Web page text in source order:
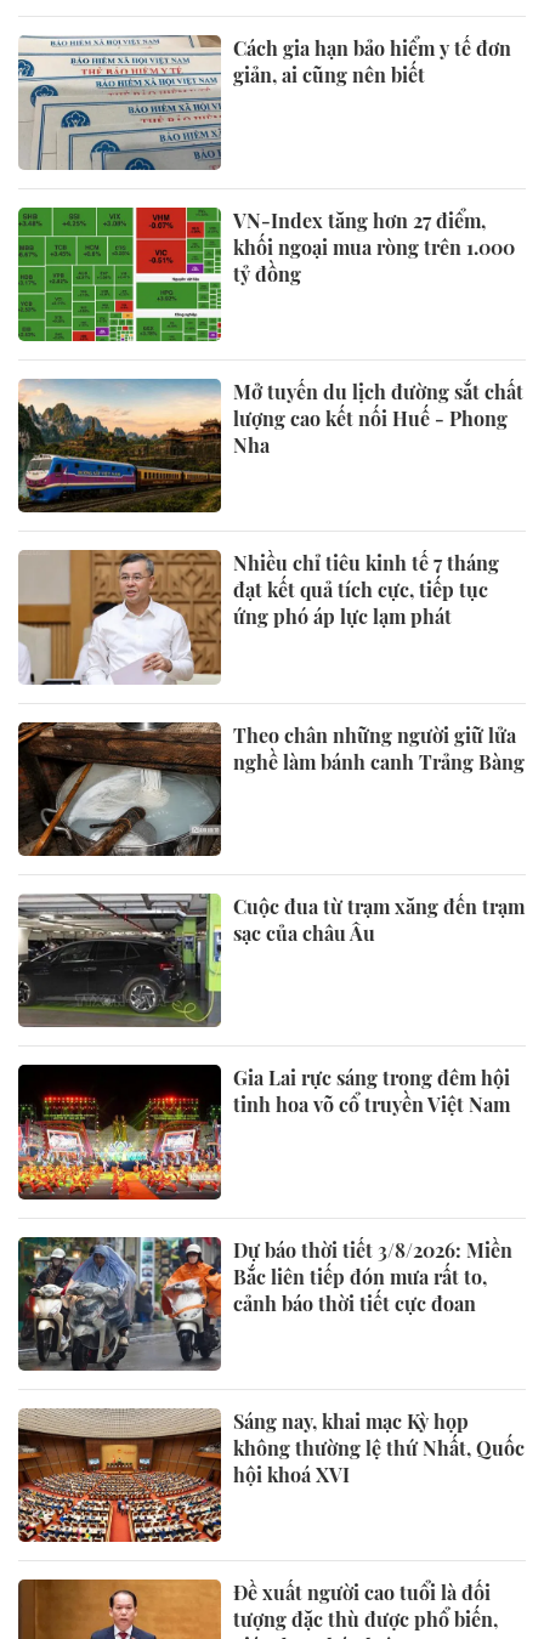
Cách gia hạn bảo hiểm y tế đơn
giản, ai cũng nên biết
VN-Index tăng hơn 27 điểm,
khối ngoại mua ròng trên 1.000
tỷ đồng
Mở tuyến du lịch đường sắt chất
lượng cao kết nối Huế - Phong
Nha
Nhiều chỉ tiêu kinh tế 7 tháng
đạt kết quả tích cực, tiếp tục
ứng phó áp lực lạm phát
Theo chân những người giữ lửa
nghề làm bánh canh Trảng Bàng
Cuộc đua từ trạm xăng đến trạm
sạc của châu Âu
Gia Lai rực sáng trong đêm hội
tinh hoa võ cổ truyền Việt Nam
Dự báo thời tiết 3/8/2026: Miền
Bắc liên tiếp đón mưa rất to,
cảnh báo thời tiết cực đoan
Sáng nay, khai mạc Kỳ họp
không thường lệ thứ Nhất, Quốc
hội khoá XVI
Đề xuất người cao tuổi là đối
tượng đặc thù được phổ biến,